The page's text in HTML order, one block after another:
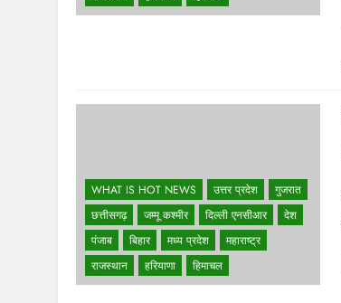
WHAT IS HOT NEWS उत्तर प्रदेश
गुजरात
छत्तीसगढ़
जम्मू कश्मीर दिल्ली एनसीआर
देश
पंजाब
बिहार मध्य प्रदेश
महाराष्ट्र
राजस्थान
हरियाणा हिमाचल